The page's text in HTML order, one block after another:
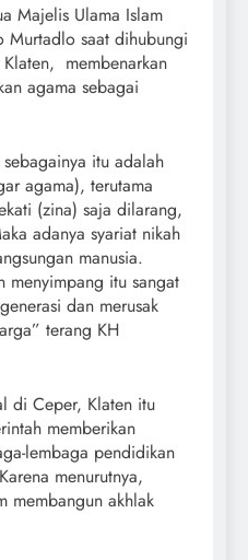
Majelis Ulama Islam
Murtadlo saat dihubungi
membenarkan
agama sebagai
itu adalah
agama), terutama
(zina) saja dilarang,
adanya syariat nikah
manusia.
menyimpang itu sangat
dan merusak
terang KH
di Ceper, Klaten itu
memberikan
lembaga pendidikan
menurutnya,
membangun akhlak